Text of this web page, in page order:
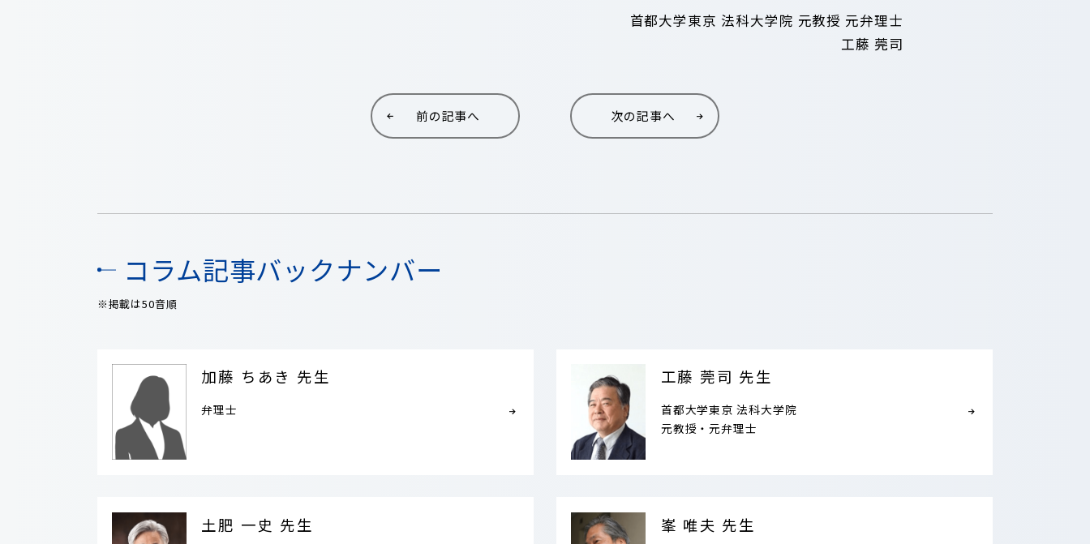
首都大学東京 法科大学院 元教授 元弁理士
工藤 莞司
前の記事へ 次の記事へ
コラム記事バックナンバー
※掲載は50音順
加藤 ちあき 先生
弁理士
工藤 莞司 先生
首都大学東京法科大学院
元教授・元弁理士
土肥 一史 先生 峯 唯夫 先生